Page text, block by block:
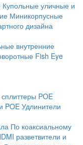
Купольные уличные и
Миникорпусные
дизайна
внутренние
Fish Eye
POE
POE Удлинители
По коаксиальному
разветвители и